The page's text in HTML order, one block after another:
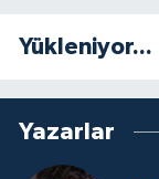
Yükleniyor...
Yazarlar